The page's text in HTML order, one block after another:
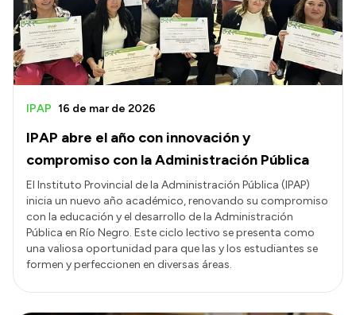
Presupuesto
Boletín Oficial
Compras y licitaciones
Consulta de expedientes
Convocatorias
Intranet
Login
IPAP abre el año con innovación y
compromiso con la Administración Pública
IPAP 16 de mar de 2026
El Instituto Provincial de la Administración Pública (IPAP)
inicia un nuevo año académico, renovando su compromiso
con la educación y el desarrollo de la Administración
Pública en Río Negro. Este ciclo lectivo se presenta como
una valiosa oportunidad para que las y los estudiantes se
formen y perfeccionen en diversas áreas.